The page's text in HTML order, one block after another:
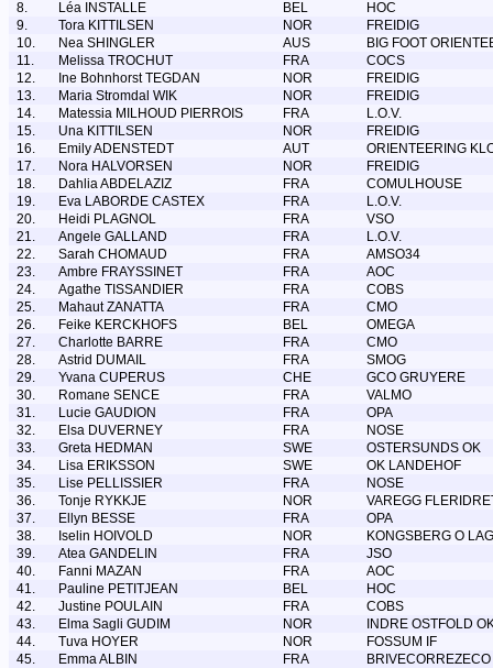
8. Léa INSTALLE BEL
HOC
9.
Tora KITTILSEN NOR
FREIDIG
10.
Nea SHINGLER AUS
BIG FOOT
11.
Melissa TROCHUT FRA
COCS
12.
Ine Bohnhorst TEGDAN NOR
FREIDIG
13.
Maria Stromdal WIK NOR
FREIDIG
14.
Matessia MILHOUD PIERROIS FRA
L.O.V.
15.
Una KITTILSEN NOR
FREIDIG
16.
Emily ADENSTEDT AUT
ORIENTEERING
17.
Nora HALVORSEN NOR
FREIDIG
18.
Dahlia ABDELAZIZ FRA
COMULHOUSE
19.
Eva LABORDE CASTEX FRA
L.O.V.
20.
Heidi PLAGNOL FRA
VSO
21.
Angele GALLAND FRA
L.O.V.
22.
Sarah CHOMAUD FRA
AMSO34
23.
Ambre FRAYSSINET FRA
AOC
24.
Agathe TISSANDIER FRA
COBS
25.
Mahaut ZANATTA FRA
CMO
26.
Feike KERCKHOFS BEL
OMEGA
27.
Charlotte BARRE FRA
CMO
28.
Astrid DUMAIL FRA
SMOG
29.
Yvana CUPERUS CHE
GCO GRUYERE
30.
Romane SENCE FRA
VALMO
31.
Lucie GAUDION FRA
OPA
32.
Elsa DUVERNEY FRA
NOSE
33.
Greta HEDMAN SWE
OSTERSUNDS OK
34.
Lisa ERIKSSON SWE
OK LANDEHOF
35.
Lise PELLISSIER FRA
NOSE
36.
Tonje RYKKJE NOR
VAREGG
37.
Ellyn BESSE FRA
OPA
38.
Iselin HOIVOLD NOR
KONGSBERG O LAG
39.
Atea GANDELIN FRA
JSO
40.
Fanni MAZAN FRA
AOC
41.
Pauline PETITJEAN BEL
HOC
42.
Justine POULAIN FRA
COBS
43.
Elma Sagli GUDIM NOR
INDRE OSTFOLD
44.
Tuva HOYER NOR
FOSSUM IF
45.
Emma ALBIN FRA
BRIVECORREZECO